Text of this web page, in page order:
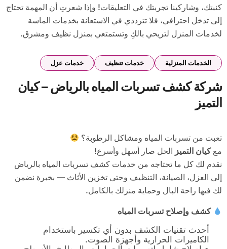
كنبتك، وشاركينا تجربتك في التعليقات! وإذا شعرتِ أن المهمة تحتاج
إلى تدخل احترافي، فلا تترددي في الاستعانة بخدمات الماسة
لخدمات المنزل لتريحي بالكِ وتستمتعي بمنزل نظيف ومشرق.
الخدمات المنزلية خدمات تنظيف خدمات عزل
شركة كشف تسربات المياه بالرياض – كيان
التميز
تعبت من تسربات المياه ومشاكل الرطوبة؟
معكيان التميز الحل صار أسهل وأسرع!
نقدم لك كل ما تحتاجه من خدمات كشف تسربات المياه بالرياض
إلى العزل، الصيانة، التنظيف وحتى تخزين الأثاث — بخبرة نضمن
لك فيها راحة البال وحماية منزلك بالكامل.
كشف وإصلاح تسربات المياه
أحدث تقنيات الكشف بدون أي تكسير باستخدام
الكاميرات الحرارية وأجهزة الصوت.